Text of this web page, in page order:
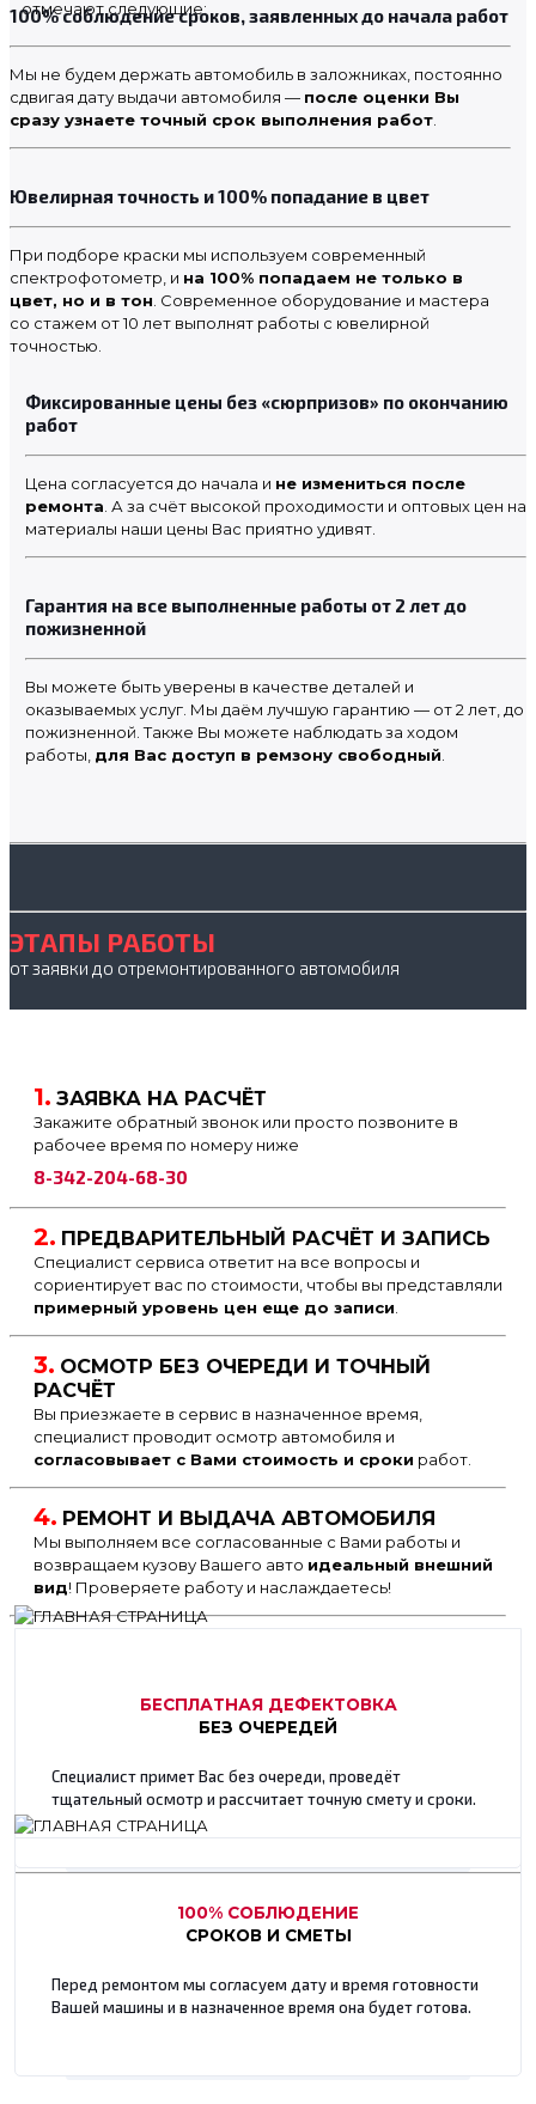
отмечают следующие:
100% соблюдение сроков, заявленных до начала работ
Мы не будем держать автомобиль в заложниках, постоянно
сдвигая дату выдачи автомобиля — после оценки Вы
сразу узнаете точный срок выполнения работ.
Ювелирная точность и 100% попадание в цвет
При подборе краски мы используем современный
спектрофотометр, и на 100% попадаем не только в
цвет, но и в тон. Современное оборудование и мастера
со стажем от 10 лет выполнят работы с ювелирной
точностью.
Фиксированные цены без «сюрпризов» по окончанию
работ
Цена согласуется до начала и не измениться после
ремонта. А за счёт высокой проходимости и оптовых цен на
материалы наши цены Вас приятно удивят.
Гарантия на все выполненные работы от 2 лет до
пожизненной
Вы можете быть уверены в качестве деталей и
оказываемых услуг. Мы даём лучшую гарантию — от 2 лет, до
пожизненной. Также Вы можете наблюдать за ходом
работы, для Вас доступ в ремзону свободный.
ЭТАПЫ РАБОТЫ
от заявки до отремонтированного автомобиля
1. ЗАЯВКА НА РАСЧЁТ
Закажите обратный звонок или просто позвоните в
рабочее время по номеру ниже
8-342-204-68-30
2. ПРЕДВАРИТЕЛЬНЫЙ РАСЧЁТ И ЗАПИСЬ
Специалист сервиса ответит на все вопросы и
сориентирует вас по стоимости, чтобы вы представляли
примерный уровень цен еще до записи.
3. ОСМОТР БЕЗ ОЧЕРЕДИ И ТОЧНЫЙ
РАСЧЁТ
Вы приезжаете в сервис в назначенное время,
специалист проводит осмотр автомобиля и
согласовывает с Вами стоимость и сроки работ.
4. РЕМОНТ И ВЫДАЧА АВТОМОБИЛЯ
Мы выполняем все согласованные с Вами работы и
возвращаем кузову Вашего авто идеальный внешний
вид! Проверяете работу и наслаждаетесь!
БЕСПЛАТНАЯ ДЕФЕКТОВКА
БЕЗ ОЧЕРЕДЕЙ
Специалист примет Вас без очереди, проведёт
тщательный осмотр и рассчитает точную смету и сроки.
100% СОБЛЮДЕНИЕ
СРОКОВ И СМЕТЫ
Перед ремонтом мы согласуем дату и время готовности
Вашей машины и в назначенное время она будет готова.